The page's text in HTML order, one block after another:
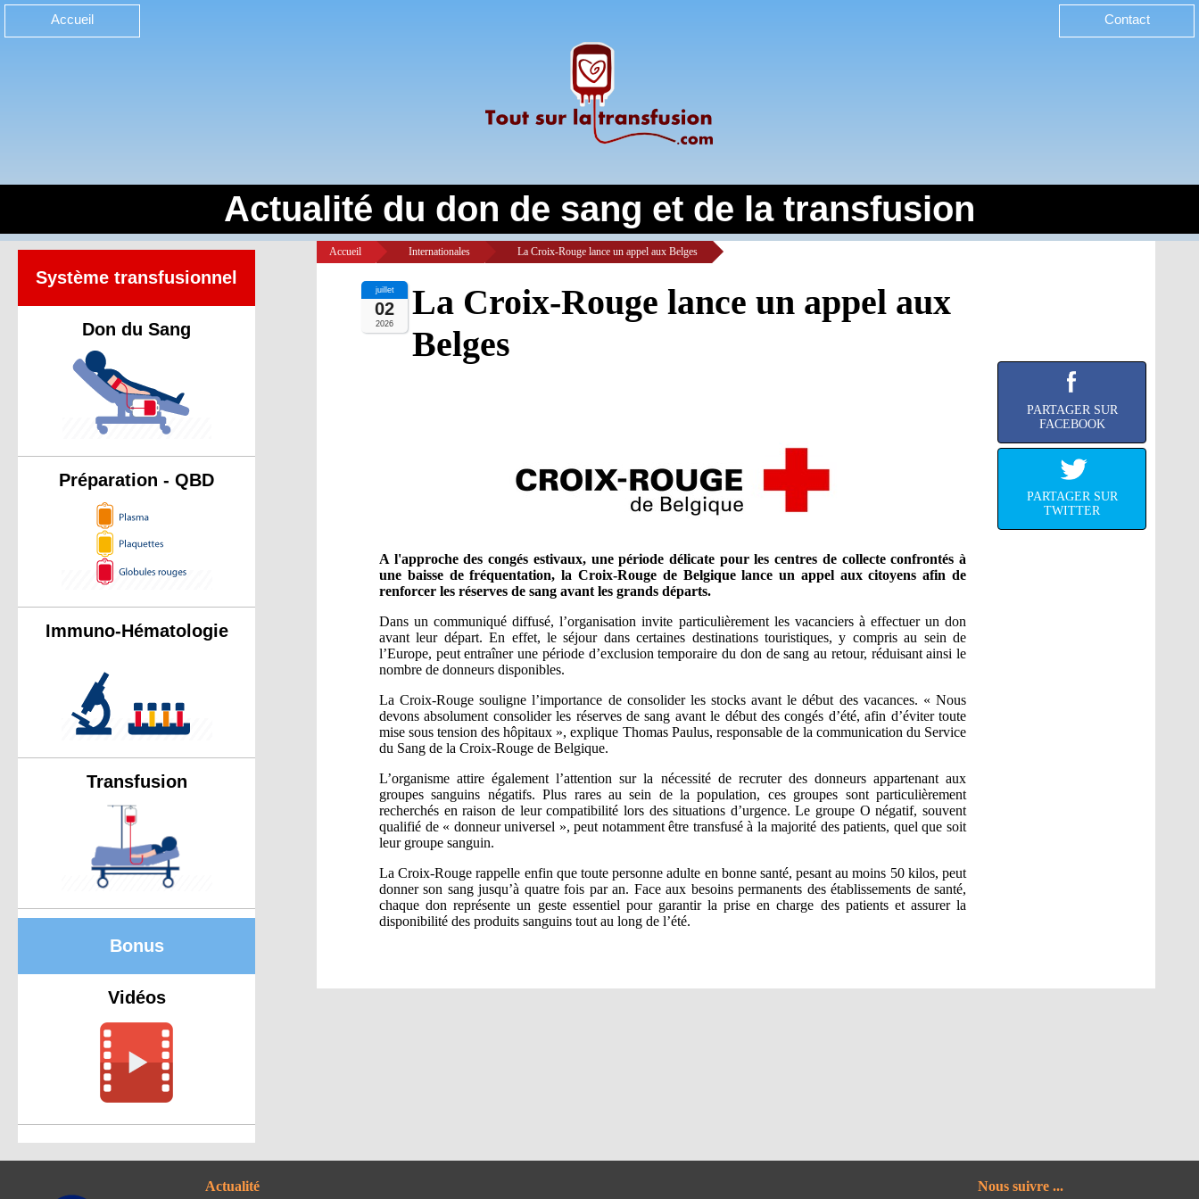
Accueil Contact
Actualité du don de sang et de la transfusion
Système transfusionnel
Don du Sang
Préparation - QBD
Immuno-Hématologie
Transfusion
Bonus
Vidéos
PARTAGER SUR
FACEBOOK
PARTAGER SUR
TWITTER
Accueil > Internationales La Croix-Rouge lance un appel aux Belges
juillet
02
2026
La Croix-Rouge lance un appel aux
Belges
A l'approche des congés estivaux, une période délicate pour les centres de collecte confrontés à
une baisse de fréquentation, la Croix-Rouge de Belgique lance un appel aux citoyens afin de
renforcer les réserves de sang avant les grands départs.
Dans un communiqué diffusé, l’organisation invite particulièrement les vacanciers à effectuer un don
avant leur départ. En effet, le séjour dans certaines destinations touristiques, y compris au sein de
l’Europe, peut entraîner une période d’exclusion temporaire du don de sang au retour, réduisant ainsi le
nombre de donneurs disponibles.
La Croix-Rouge souligne l’importance de consolider les stocks avant le début des vacances. « Nous
devons absolument consolider les réserves de sang avant le début des congés d’été, afin d’éviter toute
mise sous tension des hôpitaux », explique Thomas Paulus, responsable de la communication du Service
du Sang de la Croix-Rouge de Belgique.
L’organisme attire également l’attention sur la nécessité de recruter des donneurs appartenant aux
groupes sanguins négatifs. Plus rares au sein de la population, ces groupes sont particulièrement
recherchés en raison de leur compatibilité lors des situations d’urgence. Le groupe O négatif, souvent
qualifié de « donneur universel », peut notamment être transfusé à la majorité des patients, quel que soit
leur groupe sanguin.
La Croix-Rouge rappelle enfin que toute personne adulte en bonne santé, pesant au moins 50 kilos, peut
donner son sang jusqu’à quatre fois par an. Face aux besoins permanents des établissements de santé,
chaque don représente un geste essentiel pour garantir la prise en charge des patients et assurer la
disponibilité des produits sanguins tout au long de l’été.
Actualité Nous suivre ...